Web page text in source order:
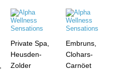
Private Spa,
Heusden-
Zolder
Embruns,
Clohars-
Carnöet